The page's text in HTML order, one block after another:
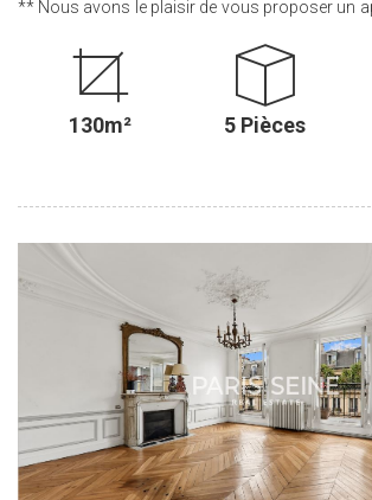
** Nous avons le plaisir de vous proposer un appartement familial
de tout le CHARME et du CACHET de
ses moulures et ses cheminées D'une superficie de 130 m² et
10m² de BALCON filant, ce bien situé au
ASCENSEUR comprend : une entrée, un séjour,
une cuisine séparée, trois chambres, un
une salle d'eau et des water-closets séparés.
Saint-Roch - PARIS 1 Agence Cherche-Midi - 59
- PARIS 6 Agence Sèvres/Vaneau - 85 rue
Agence Rennes/Saint-Germain - 83 rue de
Agence Champ de Mars - 38 avenue de la
(ACHAT - VENTE - LOCATION - GESTION
ÉVALUATION OFFERTE SOUS 24 H).
130m² 5 Pièces